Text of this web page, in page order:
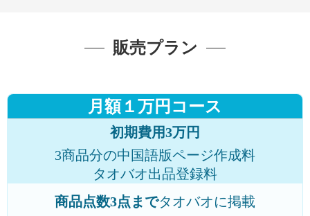
販売プラン
月額１万円コース
初期費用3万円
3商品分の中国語版ページ作成料
タオバオ出品登録料
商品点数3点までタオバオに掲載